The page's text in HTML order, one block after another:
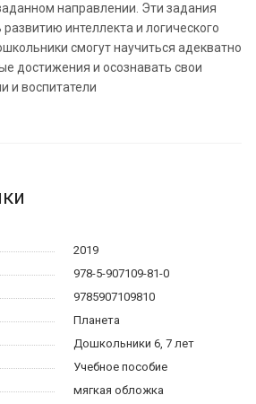
направлении. Эти задания
интеллекта и логического
смогут научиться адекватно
достижения и осознавать свои
и воспитатели
2019
978-5-907109-81-0
9785907109810
Планета
Дошкольники 6, 7 лет
Учебное пособие
мягкая обложка